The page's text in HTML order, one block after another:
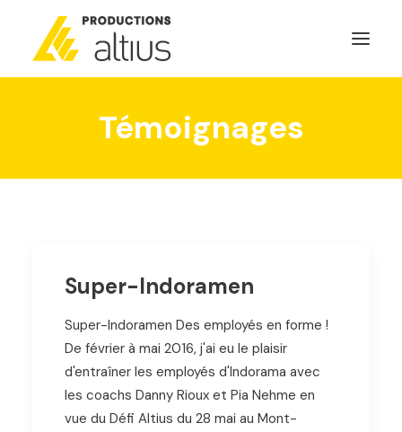
GÉNÉRATEURS DE NOUVELLES
SEARCH
Témoignages
Super-Indoramen
Super-Indoramen Des employés en forme !
De février à mai 2016, j'ai eu le plaisir
d'entraîner les employés d'Indorama avec
les coachs Danny Rioux et Pia Nehme en
vue du Défi Altius du 28 mai au Mont-